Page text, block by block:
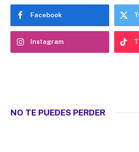
Facebook
Instagram
NO TE PUEDES PERDER